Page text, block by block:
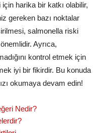
harika bir katkı olabilir,
gereken bazı noktalar
salmonella riski
Ayrıca,
kontrol etmek için
iyi bir fikirdir. Bu konuda
okumaya devam edin!
Nedir?